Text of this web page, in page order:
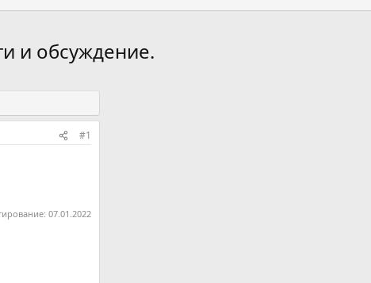
и обсуждение.
#1
07.01.2022